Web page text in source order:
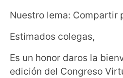
Nuestro lema: Compartir
Estimados colegas,
Es un honor daros la
edición del Congreso